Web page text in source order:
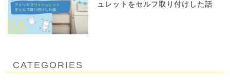
ュレットをセルフ取り付けした話
CATEGORIES